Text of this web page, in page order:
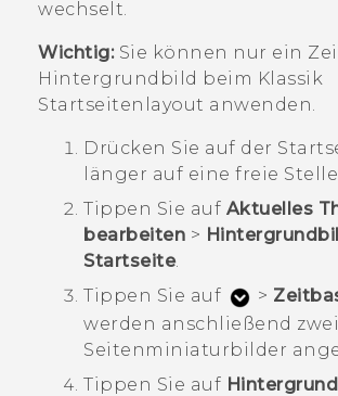
wechselt.
Wichtig:Sie können nur ein
Hintergrundbild beim Klassik
Startseitenlayout anwenden.
Drücken Sie auf der
länger auf eine freie
Tippen Sie auf Aktuelles
bearbeiten >
Startseite.
Tippen Sie auf
>
werden anschließend zwei
Seitenminiaturbilder
Tippen Sie auf